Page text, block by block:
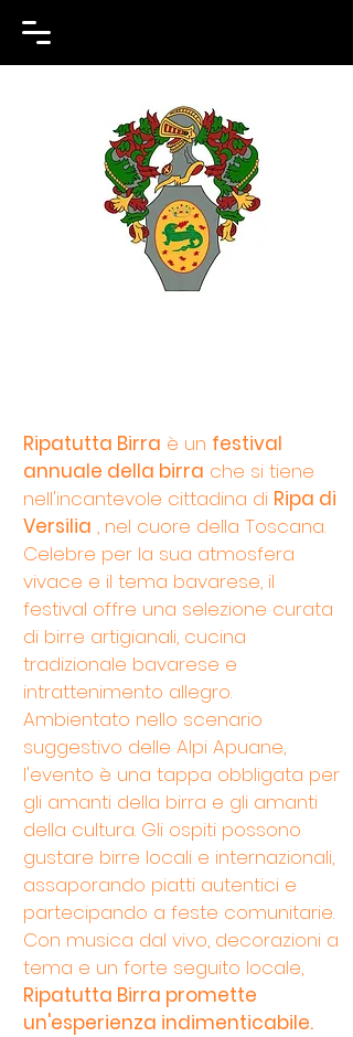
Ripatutta Birra è un festival
annuale della birra che si tiene
nell'incantevole cittadina di Ripa di
Versilia , nel cuore della Toscana.
Celebre per la sua atmosfera
vivace e il tema bavarese, il
festival offre una selezione curata
di birre artigianali, cucina
tradizionale bavarese e
intrattenimento allegro.
Ambientato nello scenario
suggestivo delle Alpi Apuane,
l'evento è una tappa obbligata per
gli amanti della birra e gli amanti
della cultura. Gli ospiti possono
gustare birre locali e internazionali,
assaporando piatti autentici e
partecipando a feste comunitarie.
Con musica dal vivo, decorazioni a
tema e un forte seguito locale,
Ripatutta Birra promette
un'esperienza indimenticabile.